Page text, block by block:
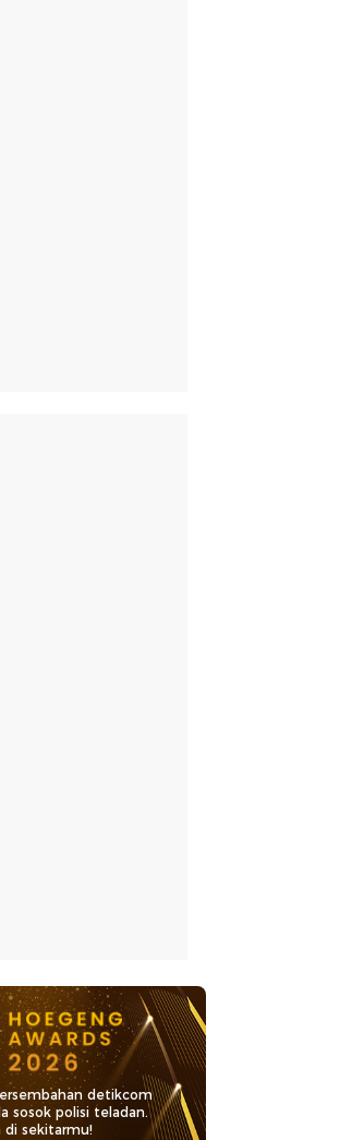
detikcom
sosok polisi teladan.
di sekitarmu!